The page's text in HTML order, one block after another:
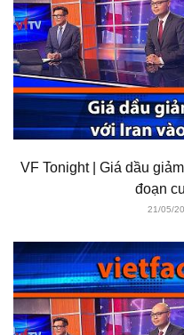
VF Tonight | Giá dầu
đoạn
21/05/